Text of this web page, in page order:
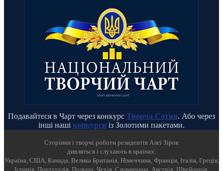
Подавайтеся в Чарт через конкурс Творча Сотня. Або через
інші наші конкурси із Золотими пакетами.
Cторінки і творчі роботи резидентів Алеї Зірок
дивляться і слухають в країнах:
Україна, США, Канада, Велика Британія, Німеччина, Франція, Італія, Греція,
Іспанія, Португалія, Польща, Чехія, Словаччина, Австрія, Швейцарія,